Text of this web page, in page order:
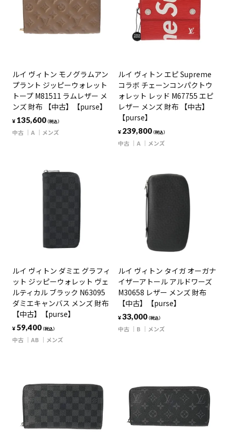
ルイ ヴィトン モノグラムアン
プラント ジッピーウォレット
トープ M81511 ラムレザー メ
ンズ 財布 【中古】【purse】
¥ 135,600（税込）
中古 A メンズ
ルイ ヴィトン エピ Supreme
コラボ チェーンコンパクトウ
ォレット レッド M67755 エピ
レザー メンズ 財布 【中古】
【purse】
¥ 239,800（税込）
中古 A メンズ
ルイ ヴィトン ダミエ グラフィ
ット ジッピーウォレット ヴェ
ルティカル ブラック N63095
ダミエキャンバス メンズ 財布
【中古】【purse】
¥ 59,400（税込）
中古 AB メンズ
ルイ ヴィトン タイガ オーガナ
イザーアトール アルドワーズ
M30658 レザー メンズ 財布
【中古】【purse】
¥33,000（税込）
中古 B メンズ